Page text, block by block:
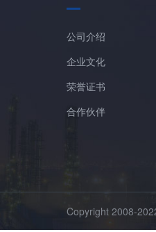
公司介绍
企业文化
荣誉证书
合作伙伴
Copyright 2008-